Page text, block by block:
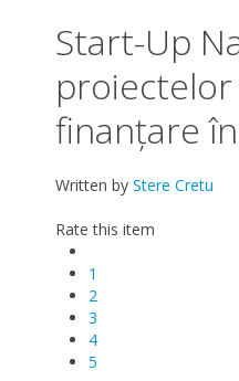
Start-Up
finanțare
Written by Stere Cretu
Rate this item
1
2
3
4
5